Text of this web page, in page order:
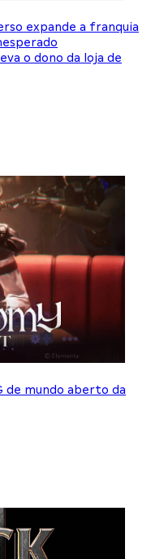
expande a franquia
o dono da loja de
de mundo aberto da